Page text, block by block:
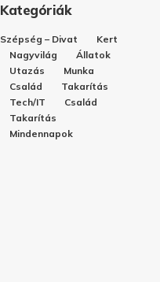
Kategóriák
Szépség – Divat
Kert
Nagyvilág
Állatok
Utazás
Munka
Család
Takarítás
Tech/IT
Család
Takarítás
Mindennapok